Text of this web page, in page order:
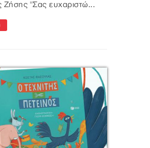
Ζήσης "Σας ευχαριστώ...